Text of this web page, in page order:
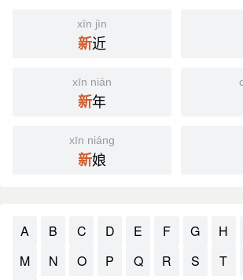
xīn jìn
新近
xīn nián
新年
xīn niáng
新娘
A B C D E F G H
M
N O P Q R S T